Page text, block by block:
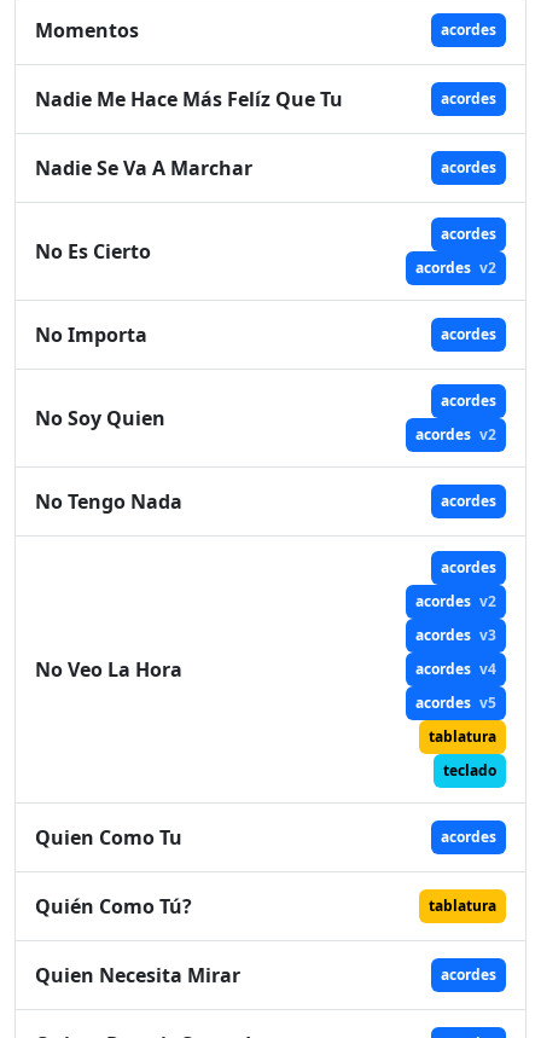
Momentos acordes
Nadie Me Hace Más Felíz Que Tu acordes
Nadie Se Va A Marchar acordes
No Es Cierto
acordes
acordes v2
No Importa acordes
No Soy Quien
acordes
acordes v2
No Tengo Nada acordes
No Veo La Hora
acordes
acordes v2
acordes v3
acordes v4
acordes v5
tablatura
teclado
Quien Como Tu acordes
Quién Como Tú? tablatura
Quien Necesita Mirar acordes